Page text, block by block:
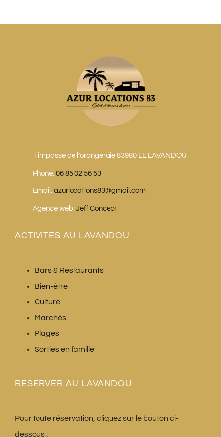
1 impasse de l’orangeraie 83980 LE LAVANDOU
Phone: 06 85 02 56 53
Email: azurlocations83@gmail.com
Agence web: Jeff Concept
ACTIVITES AU LAVANDOU
Bars & Restaurants
Bien-être
Culture
Marchés
Plages
Sorties en famille
RESERVER AU LAVANDOU
Pour toute réservation, cliquez sur le bouton ci-
dessous :